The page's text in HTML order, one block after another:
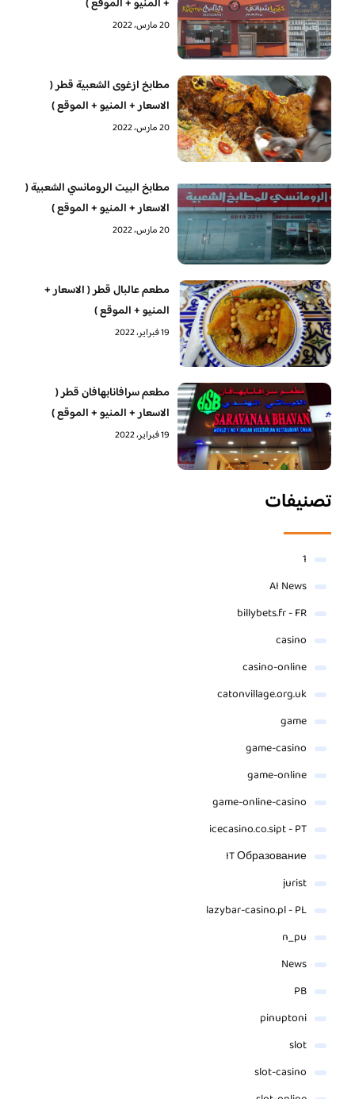
+ المنيو + الموقع )
20 مارس، 2022
مطابخ ازغوى الشعبية قطر (
الاسعار + المنيو + الموقع )
20 مارس، 2022
مطابخ البيت الرومانسي الشعبية (
الاسعار + المنيو + الموقع )
20 مارس، 2022
مطعم عالبال قطر ( الاسعار +
المنيو + الموقع )
19 فبراير، 2022
مطعم سرافانابهافان قطر (
الاسعار + المنيو + الموقع )
19 فبراير، 2022
تصنيفات
1
AI News
billybets.fr - FR
casino
casino-online
catonvillage.org.uk
game
game-casino
game-online
game-online-casino
icecasino.co.sipt - PT
IT Образование
jurist
lazybar-casino.pl - PL
n_pu
News
PB
pinuptoni
slot
slot-casino